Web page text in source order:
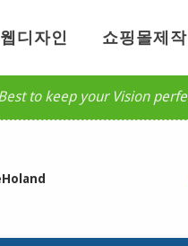
웹디자인 쇼핑몰제작